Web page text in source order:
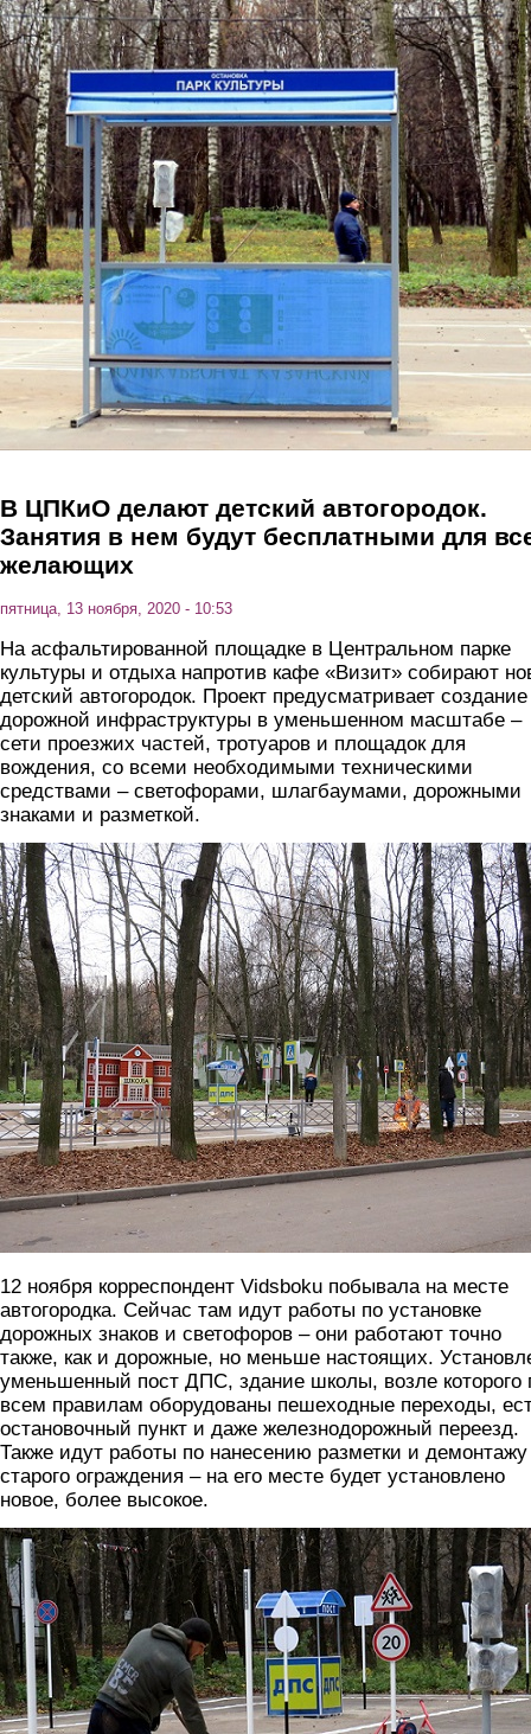
Перейти к основному содержанию
В ЦПКиО делают детский автогородок.
Занятия в нем будут бесплатными для
желающих
пятница, 13 ноября, 2020 - 10:53
На асфальтированной площадке в Центральном парке
культуры и отдыха напротив кафе «Визит» собирают
детский автогородок. Проект предусматривает создание
дорожной инфраструктуры в уменьшенном масштабе –
сети проезжих частей, тротуаров и площадок для
вождения, со всеми необходимыми техническими
средствами – светофорами, шлагбаумами, дорожными
знаками и разметкой.
1.jpg
12 ноября корреспондент Vidsboku побывала на месте
автогородка. Сейчас там идут работы по установке
дорожных знаков и светофоров – они работают точно
также, как и дорожные, но меньше настоящих.
уменьшенный пост ДПС, здание школы, возле которого
всем правилам оборудованы пешеходные переходы,
остановочный пункт и даже железнодорожный переезд.
Также идут работы по нанесению разметки и демонтажу
старого ограждения – на его месте будет установлено
новое, более высокое.
6.jpg